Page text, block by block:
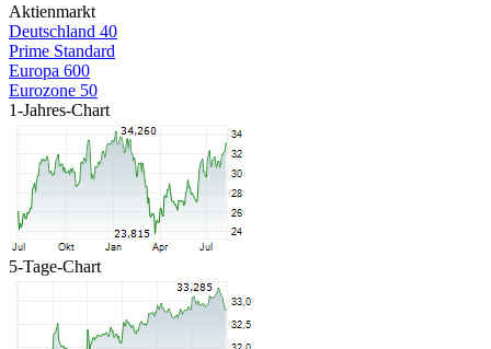
Aktienmarkt
Deutschland 40
Prime Standard
Europa 600
Eurozone 50
1-Jahres-Chart
5-Tage-Chart